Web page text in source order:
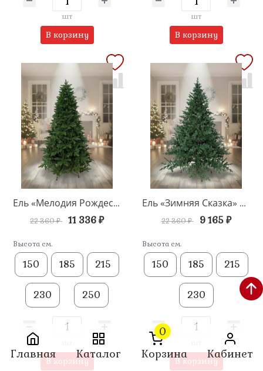
шт
В корзину
шт
В корзину
Ель «Мелодия Рождества» напольная
22 360 ₽ 11 336 ₽
Высота см.
150 185 215
230 250
В корзину
Ель «Зимняя Сказка» напольная
22 360 ₽ 9 165 ₽
Высота см.
150 185 215
230
В корзину
Главная Каталог
0
Корзина
Кабинет